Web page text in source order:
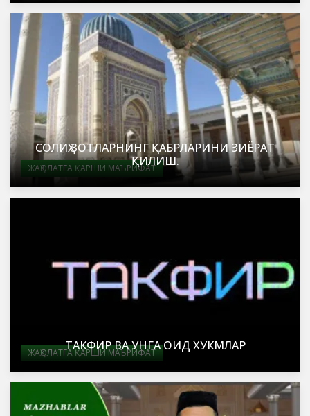
ЖАҲОЛАТГА ҚАРШИ МАЪРИФАТ
СОЛИҲ ЗОТЛАРНИНГ ҚАБРЛАРИНИ ЗИЁРАТ
ҚИЛИШ.
ЖАҲОЛАТГА ҚАРШИ МАЪРИФАТ
ТАКФИР ВА УНГА ОИД ХУКМЛАР